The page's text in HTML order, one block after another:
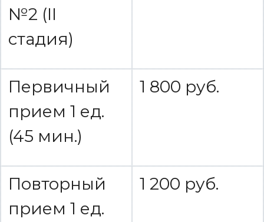
№2 (II
стадия)
Первичный
прием 1 ед.
(45 мин.)
1 800 руб.
Повторный
прием 1 ед.
1 200 руб.